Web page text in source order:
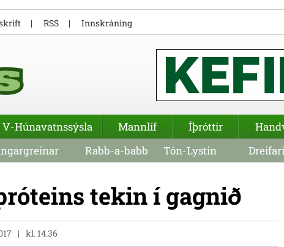
tekin í gagnið
kl. 14.36
RSS Innskráning
V-Húnavatnssýsla Mannlíf Íþróttir
Rabb-a-babb Tón-Lystin